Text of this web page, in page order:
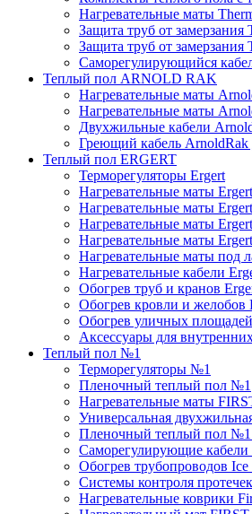
Нагревательные маты
Защита труб от
Защита труб от
Саморегулирующийся
Теплый пол ARNOLD RAK
Нагревательные маты
Нагревательные маты
Двухжильные кабели
Греющий кабель
Теплый пол ERGERT
Терморегуляторы Ergert
Нагревательные маты
Нагревательные маты
Нагревательные маты
Нагревательные маты
Нагревательные маты под
Нагревательные кабели
Обогрев труб и кранов
Обогрев кровли и желобов
Обогрев уличных
Аксессуары для
Теплый пол №1
Терморегуляторы №1
Пленочный теплый пол №1
Нагревательные маты
Универсальная
Пленочный теплый пол
Саморегулирующие
Обогрев трубопроводов Ice
Системы контроля
Нагревательные коврики